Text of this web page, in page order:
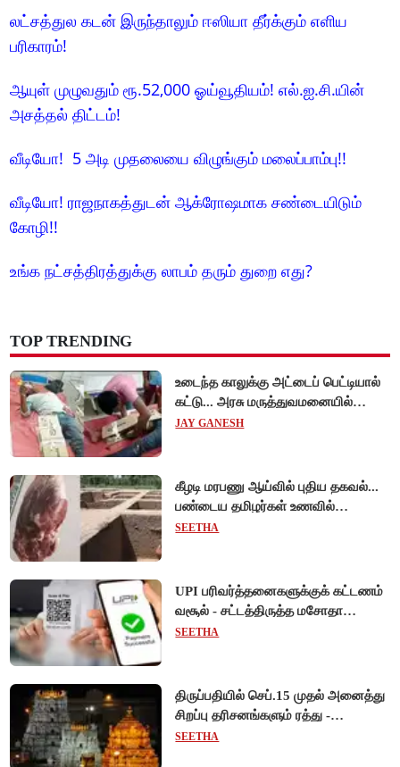
லட்சத்துல கடன் இருந்தாலும் ஈஸியா தீர்க்கும் எளிய
பரிகாரம்!
ஆயுள் முழுவதும் ரூ.52,000 ஓய்வூதியம்! எல்.ஐ.சி.யின்
அசத்தல் திட்டம்!
வீடியோ! 5 அடி முதலையை விழுங்கும் மலைப்பாம்பு!!
வீடியோ! ராஜநாகத்துடன் ஆக்ரோஷமாக சண்டையிடும்
கோழி!!
உங்க நட்சத்திரத்துக்கு லாபம் தரும் துறை எது?
TOP TRENDING
உடைந்த காலுக்கு அட்டைப் பெட்டியால்
கட்டு... அரசு மருத்துவமனையில்
விநோத சிகிச்சை... அதிர்ச்சி வீடியோ!
JAY GANESH
கீழடி மரபணு ஆய்வில் புதிய தகவல்...
பண்டைய தமிழர்கள் உணவில்
அதிகளவு இறைச்சி பயன்பாடு!
SEETHA
UPI பரிவர்த்தனைகளுக்குக் கட்டணம்
வசூல் - சட்டத்திருத்த மசோதா
நிறைவேற்றம்!
SEETHA
திருப்பதியில் செப்.15 முதல் அனைத்து
சிறப்பு தரிசனங்களும் ரத்து -
பிரம்மோற்சவத்திற்கான ஏற்பாடுகள்
SEETHA